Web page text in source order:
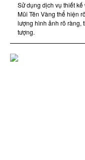
Sử dụng dịch vụ thiết
Mũi Tên Vàng thể hiện
lượng hình ảnh rõ ràng,
tượng.